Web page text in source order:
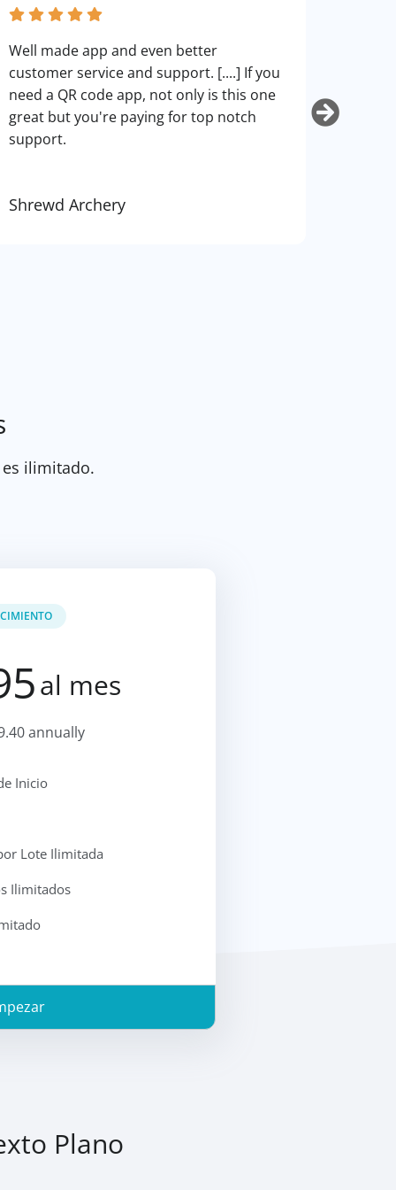
Well made app and even better
customer service and support. [....] If you
need a QR code app, not only is this one
great but you're paying for top notch
support.
Shrewd Archery
ilimitado.
al mes
annually
Inicio
Lote Ilimitada
Ilimitados
Plano